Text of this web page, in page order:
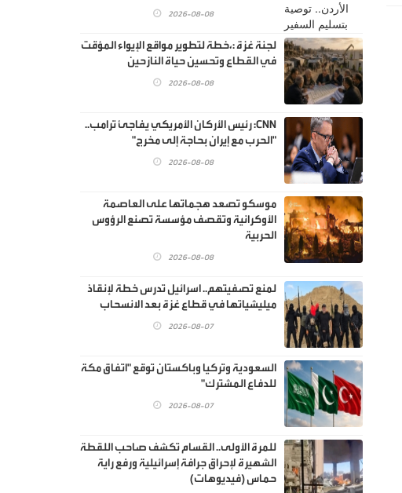
2026-08-08
لجنة غزة :،خطة لتطوير مواقع الإيواء المؤقت
في القطاع وتحسين حياة النازحين
2026-08-08
CNN: رئيس الأركان الأمريكي يفاجئ ترامب..
"الحرب مع إيران بحاجة إلى مخرج"
2026-08-08
موسكو تصعد هجماتها على العاصمة
الأوكرانية وتقصف مؤسسة تصنع الرؤوس
الحربية
2026-08-08
لمنع تصفيتهم.. اسرائيل تدرس خطة لإنقاذ
ميليشياتها في قطاع غزة بعد الانسحاب
2026-08-07
السعودية وتركيا وباكستان توقع "اتفاق مكة
للدفاع المشترك"
2026-08-07
للمرة الأولى.. القسام تكشف صاحب اللقطة
الشهيرة لإحراق جرافة إسرائيلية ورفع راية
حماس (فيديوهات)